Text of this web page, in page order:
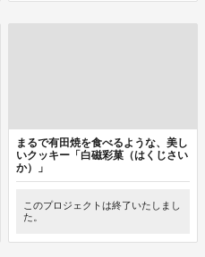
まるで有田焼を食べるような、美し
いクッキー「白磁彩菓（はくじさい
か）」
このプロジェクトは終了いたしまし
た。